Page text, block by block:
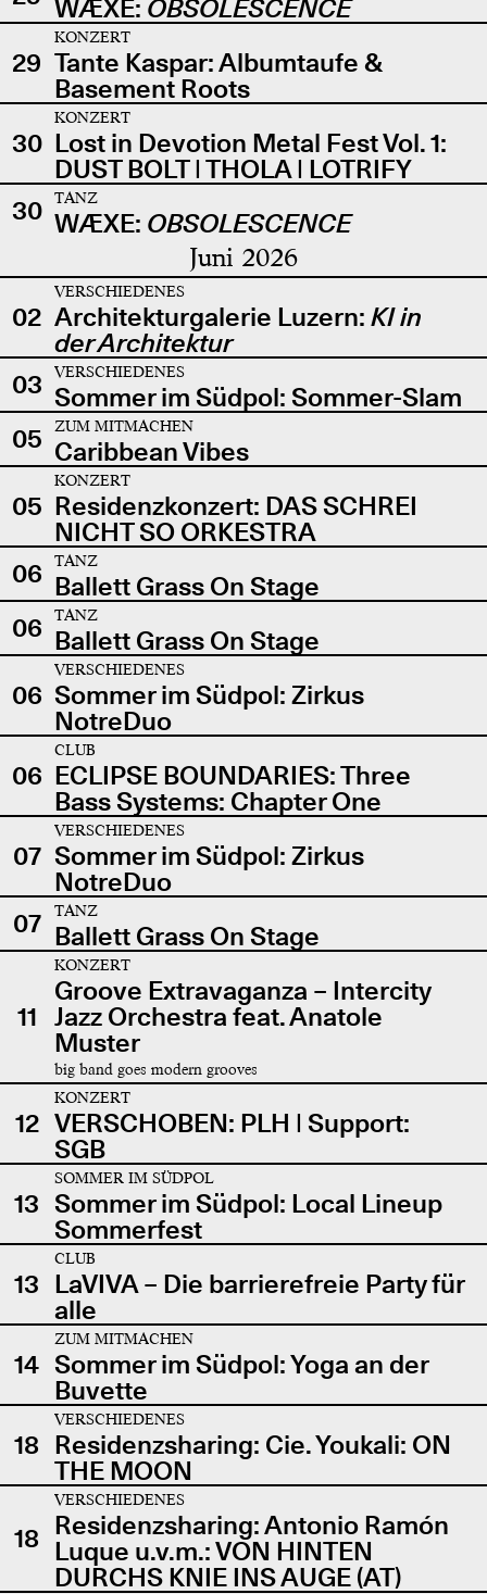
WÆXE: OBSOLESCENCE
29
KONZERT
Tante Kaspar: Albumtaufe &
Basement Roots
30
KONZERT
Lost in Devotion Metal Fest Vol. 1:
DUST BOLT | THOLA | LOTRIFY
30
TANZ
WÆXE: OBSOLESCENCE
Juni 2026
02
VERSCHIEDENES
Architekturgalerie Luzern: KI in
der Architektur
03
VERSCHIEDENES
Sommer im Südpol: Sommer-Slam
05
ZUM MITMACHEN
Caribbean Vibes
05
KONZERT
Residenzkonzert: DAS SCHREI
NICHT SO ORKESTRA
06
TANZ
Ballett Grass On Stage
06
TANZ
Ballett Grass On Stage
06
VERSCHIEDENES
Sommer im Südpol: Zirkus
NotreDuo
06
CLUB
ECLIPSE BOUNDARIES: Three
Bass Systems: Chapter One
07
VERSCHIEDENES
Sommer im Südpol: Zirkus
NotreDuo
07
TANZ
Ballett Grass On Stage
11
KONZERT
Groove Extravaganza – Intercity
Jazz Orchestra feat. Anatole
Muster
big band goes modern grooves
12
KONZERT
VERSCHOBEN: PLH | Support:
SGB
13
SOMMER IM SÜDPOL
Sommer im Südpol: Local Lineup
Sommerfest
13
CLUB
LaVIVA – Die barrierefreie Party für
alle
14
ZUM MITMACHEN
Sommer im Südpol: Yoga an der
Buvette
18
VERSCHIEDENES
Residenzsharing: Cie. Youkali: ON
THE MOON
18
VERSCHIEDENES
Residenzsharing: Antonio Ramón
Luque u.v.m.: VON HINTEN
DURCHS KNIE INS AUGE (AT)